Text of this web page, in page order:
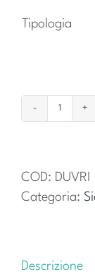
Tipologia
unico
COD:
DUVRI
Categoria:
Descrizione